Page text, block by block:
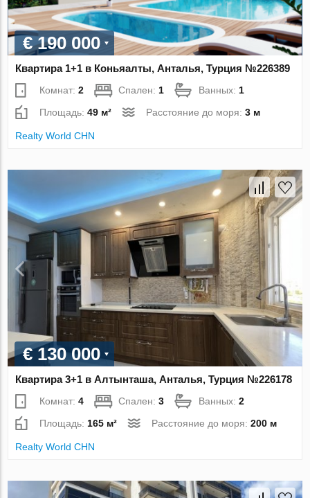
€ 190 000
Квартира 1+1 в Коньяалты, Анталья, Турция №226389
Комнат:2 Спален: 1 Ванных: 1
Площадь:49 м² Расстояние до моря:3 м
Realty World CHN
€ 130 000
Квартира 3+1 в Алтынташа, Анталья, Турция №226178
Комнат:4 Спален:3 Ванных:2
Площадь: 165 м² Расстояние до моря:200 м
Realty World CHN